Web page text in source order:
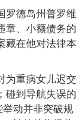
罗德岛州普罗维
章、小额债务的
藏在他对法律本
为重病女儿迟交
碰到导航失误的
动并非突破规